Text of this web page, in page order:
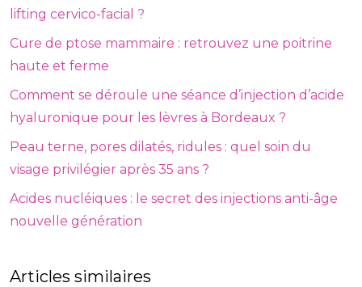
lifting cervico-facial ?
Cure de ptose mammaire : retrouvez une poitrine
haute et ferme
Comment se déroule une séance d’injection d’acide
hyaluronique pour les lèvres à Bordeaux ?
Peau terne, pores dilatés, ridules : quel soin du
visage privilégier après 35 ans ?
Acides nucléiques : le secret des injections anti-âge
nouvelle génération
Articles similaires